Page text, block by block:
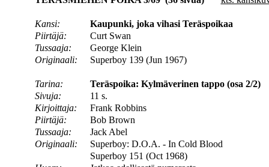
Kansi:
Kaupunki, joka vihasi Teräspoikaa
Piirtäjä:
Curt Swan
Tussaaja:
George Klein
Originaali:
Superboy 139 (Jun 1967)
Tarina:
Teräspoika: Kylmäverinen tappo (osa 2/2)
Sivuja:
11 s.
Kirjoittaja:
Frank Robbins
Piirtäjä:
Bob Brown
Tussaaja:
Jack Abel
Originaali:
Superboy: D.O.A. - In Cold Blood
Superboy 151 (Oct 1968)